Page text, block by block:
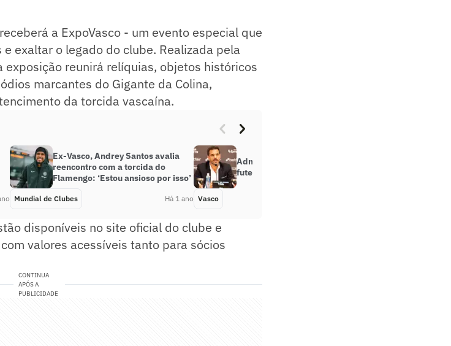
a ExpoVasco - um evento especial que
exaltar o legado do clube. Realizada pela
exposição reunirá relíquias, objetos históricos
marcantes do Gigante da Colina,
da torcida vascaína.
Ex-Vasco, Andrey Santos avalia
reencontro com a torcida do
Flamengo: ‘Estou ansioso por isso’
Mundial de Clubes Há 1 ano
Admar Lopes é o quinto diretor de
futebol no Vasco na ‘Era SAF’
Vasco
disponíveis no site oficial do clube e
valores acessíveis tanto para sócios
CONTINUA
APÓS A
PUBLICIDADE